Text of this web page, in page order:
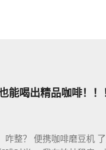
能喝出精品咖啡！！
整？ 便携咖啡磨豆机